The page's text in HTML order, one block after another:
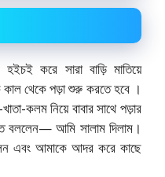
করে সারা বাড়ি মাতিয়ে
কাল থেকে পড়া শুরু করতে হবে ।
কলম নিয়ে বাবার সাথে পড়ার
বললেন— আমি সালাম দিলাম।
এবং আমাকে আদর করে কাছে